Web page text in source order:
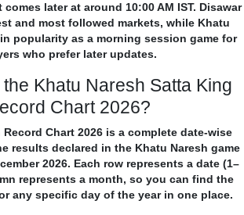
later at around 10:00 AM IST. Disawar
and most followed markets, while Khatu
popularity as a morning session game for
who prefer later updates.
Khatu Naresh Satta King
Chart 2026?
Chart 2026 is a complete date-wise
results declared in the Khatu Naresh game
2026. Each row represents a date (1–
represents a month, so you can find the
any specific day of the year in one place.